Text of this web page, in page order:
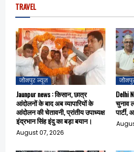
TRAVEL
जौनपुर न्यूज़
Jaunpur news : किसान, छात्र
आंदोलनों के बाद अब व्यापारियों के
आंदोलन की चेतावनी, प्रांतीय उपाध्यक्ष
इंद्रभान सिंह इंदु का बड़ा बयान।
August 07, 2026
Delhi
चुनाव